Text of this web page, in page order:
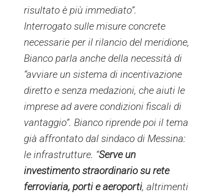
risultato è più immediato”.
Interrogato sulle misure concrete
necessarie per il rilancio del meridione,
Bianco parla anche della necessità di
“avviare un sistema di incentivazione
diretto e senza medazioni, che aiuti le
imprese ad avere condizioni fiscali di
vantaggio”. Bianco riprende poi il tema
già affrontato dal sindaco di Messina:
le infrastrutture. “Serve un
investimento straordinario su rete
ferroviaria, porti e aeroporti, altrimenti